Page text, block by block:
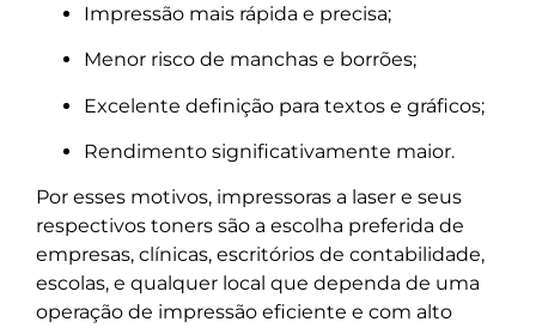
Impressão mais rápida e precisa;
Menor risco de manchas e borrões;
Excelente definição para textos e gráficos;
Rendimento significativamente maior.
Por esses motivos, impressoras a laser e seus
respectivos toners são a escolha preferida de
empresas, clínicas, escritórios de contabilidade,
escolas, e qualquer local que dependa de uma
operação de impressão eficiente e com alto